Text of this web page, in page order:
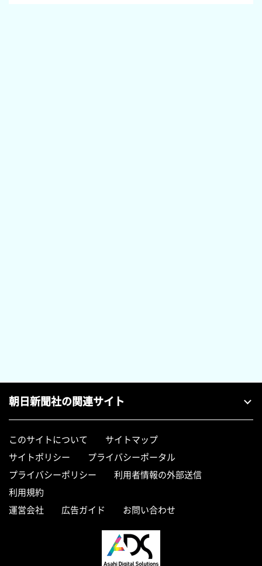
朝日新聞社の関連サイト
このサイトについて
サイトマップ
サイトポリシー
プライバシーポータル
プライバシーポリシー
利用者情報の外部送信
利用規約
運営会社
広告ガイド お問い合わせ